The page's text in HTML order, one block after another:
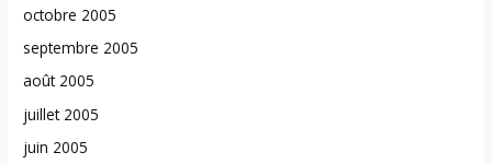
octobre 2005
septembre 2005
août 2005
juillet 2005
juin 2005